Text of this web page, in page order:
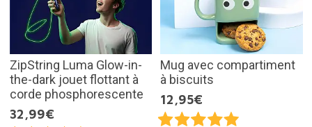
ZipString Luma Glow-in-
the-dark jouet flottant à
corde phosphorescente
32,99€
Mug avec compartiment
à biscuits
12,95€